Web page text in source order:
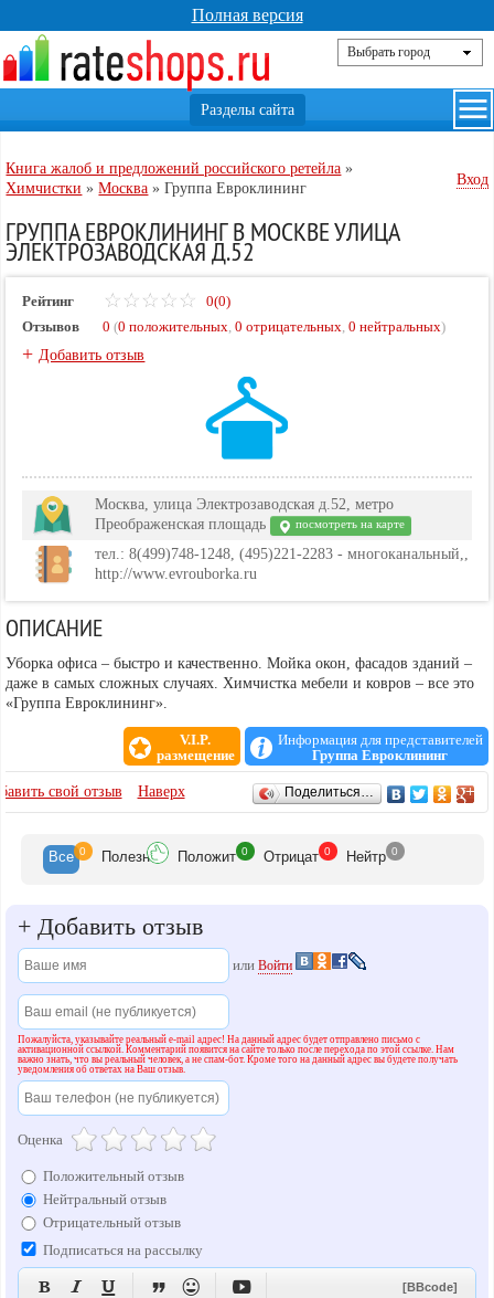
Полная версия
Книга жалоб и предложений российского ретейла »
Химчистки »Москва »Группа Евроклининг
Вход
ГРУППА ЕВРОКЛИНИНГ В МОСКВЕ УЛИЦА
ЭЛЕКТРОЗАВОДСКАЯ Д.52
Рейтинг
0(0)
Отзывов
0 (0 положительных,0 отрицательных,0 нейтральных)
+Добавить отзыв
Москва, улица Электрозаводская д.52, метро
Преображенская площадь
посмотреть на карте
тел.: 8(499)748-1248, (495)221-2283 - многоканальный,,
http://www.evrouborka.ru
ОПИСАНИЕ
Уборка офиса – быстро и качественно. Мойка окон, фасадов зданий –
даже в самых сложных случаях. Химчистка мебели и ковров – все это
«Группа Евроклининг».
V.I.P.
размещение
Информация для представителей
Группа Евроклининг
ОТЗЫВЫсвой отзыв Наверх Поделиться…
Все 0 Полезн Положит 0 Отрицат 0 Нейтр 0
+ Добавить отзыв
илиВойти
Пожалуйста, указывайте реальный e-mail адрес! На данный адрес будет отправлено письмо с
активационной ссылкой. Комментарий появится на сайте только после перехода по этой ссылке. Нам
важно знать, что вы реальный человек, а не спам-бот. Кроме того на данный адрес вы будете получать
уведомления об ответах на Ваш отзыв.
Оценка
Положительный отзыв
Нейтральный отзыв
Отрицательный отзыв
Подписаться на рассылку
      [BBcode]